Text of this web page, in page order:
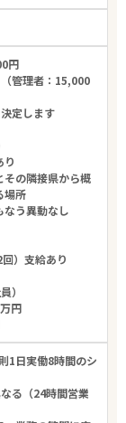
円
管理者：15,000
定します
り
その隣接県から概
場所
なう異動なし
）支給あり
）
円
1日実働8時間のシ
る（24時間営業